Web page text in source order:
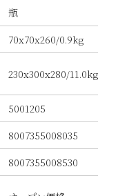
瓶
70x70x260/0.9kg
230x300x280/11.0kg
5001205
8007355008035
8007355008530